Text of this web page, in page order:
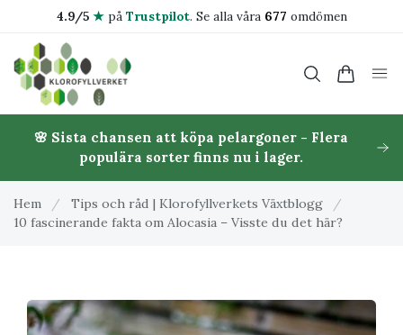
4.9/5 ★på Trustpilot. Se alla våra 677 omdömen
🌸 Sista chansen att köpa pelargoner - Flera
populära sorter finns nu i lager.
Hem / Tips och råd | Klorofyllverkets Växtblogg
/
10 fascinerande fakta om Alocasia – Visste du det här?